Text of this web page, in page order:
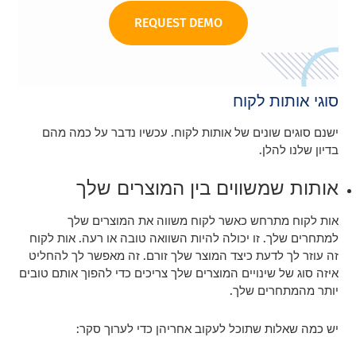
REQUEST DEMO
סוגי אותות לקוח
ישנם סוגים שונים של אותות לקוח. עכשיו נדבר על כמה מהם
בדיון שלנו להלן.
אותות שמשווים בין המוצרים שלך
אות לקוח מתרחש כאשר לקוח משווה את המוצרים שלך
למתחרים שלך. זו יכולה להיות השוואה טובה או רעה. אות לקוח
זה עוזר לך לדעת כיצד המוצר שלך זורם. זה מאפשר לך להחליט
איזה סוג של שינויים המוצרים שלך צריכים כדי להפוך אותם טובים
יותר מהמתחרים שלך.
יש כמה שאלות שתוכל לעקוב אחריהן כדי לערוך סקר: